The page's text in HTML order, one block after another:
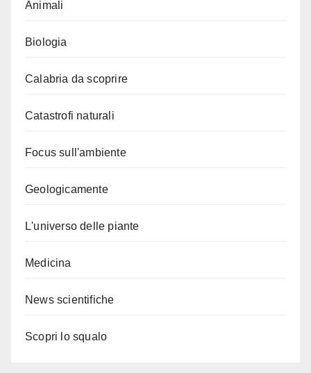
Animali
Biologia
Calabria da scoprire
Catastrofi naturali
Focus sull'ambiente
Geologicamente
L'universo delle piante
Medicina
News scientifiche
Scopri lo squalo